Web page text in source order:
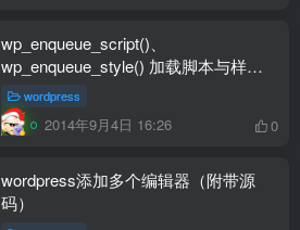
wp_enqueue_script()、
wp_enqueue_style() 加载脚本与样式
表 wordpress
2014年9月4日 16:26 0
wordpress添加多个编辑器（附带源
码）